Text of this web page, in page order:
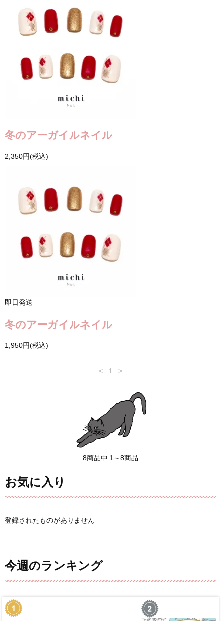
冬のアーガイルネイル
2,350円(税込)
即日発送
冬のアーガイルネイル
1,950円(税込)
< 1 >
8商品中 1～8商品
お気に入り
登録されたものがありません
今週のランキング